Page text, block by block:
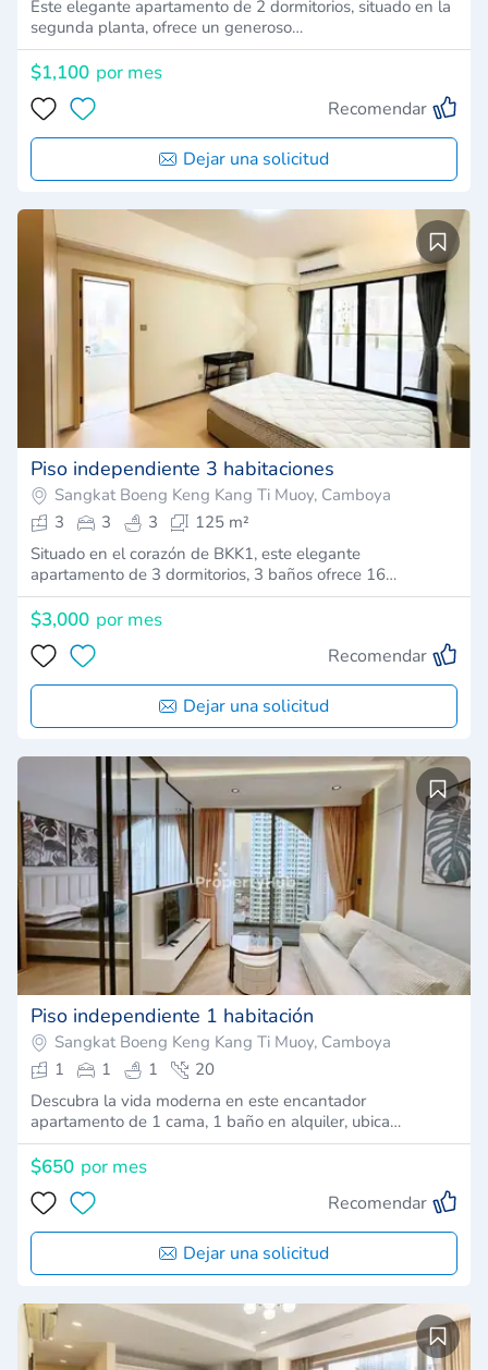
Este elegante apartamento de 2 dormitorios, situado en la
segunda planta, ofrece un generoso…
$1,100 por mes
Recomendar
Dejar una solicitud
Piso independiente 3 habitaciones
Sangkat Boeng Keng Kang Ti Muoy, Camboya
3
3 3
125 m²
Situado en el corazón de BKK1, este elegante
apartamento de 3 dormitorios, 3 baños ofrece 16…
$3,000 por mes
Recomendar
Dejar una solicitud
Piso independiente 1 habitación
Sangkat Boeng Keng Kang Ti Muoy, Camboya
1
1 1
20
Descubra la vida moderna en este encantador
apartamento de 1 cama, 1 baño en alquiler, ubica…
$650 por mes
Recomendar
Dejar una solicitud